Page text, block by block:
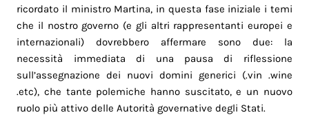
ricordato il ministro Martina, in questa fase iniziale i temi
che il nostro governo (e gli altri rappresentanti europei e
internazionali) dovrebbero affermare sono due: la
necessità immediata di una pausa di riflessione
sull’assegnazione dei nuovi domini generici (.vin .wine
.etc), che tante polemiche hanno suscitato, e un nuovo
ruolo più attivo delle Autorità governative degli Stati.